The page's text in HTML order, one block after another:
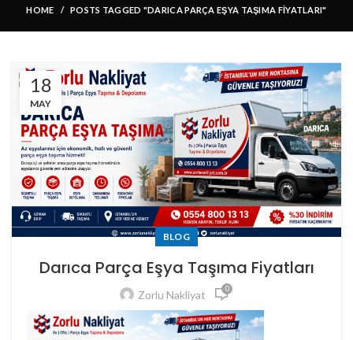
HOME POSTS TAGGED "DARICA PARÇA EŞYA TAŞIMA FIYATLARI"
18
MAY
BLOG
Darıca Parça Eşya Taşıma Fiyatları
Zorlu Nakliyat 0